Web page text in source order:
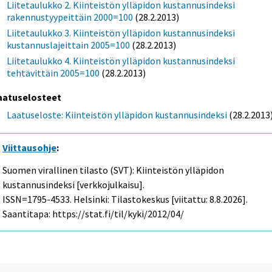
Liitetaulukko 2. Kiinteistön ylläpidon kustannusindeksi
rakennustyypeittäin 2000=100 (28.2.2013)
Liitetaulukko 3. Kiinteistön ylläpidon kustannusindeksi
kustannuslajeittain 2005=100 (28.2.2013)
Liitetaulukko 4. Kiinteistön ylläpidon kustannusindeksi
tehtävittäin 2005=100 (28.2.2013)
Laatuseloste: Kiinteistön ylläpidon kustannusindeksi
Viittausohje:
Suomen virallinen tilasto (SVT): Kiinteistön ylläpidon
kustannusindeksi [verkkojulkaisu].
ISSN=1795-4533. Helsinki: Tilastokeskus [viitattu: 8.8.2026].
Saantitapa: https://stat.fi/til/kyki/2012/04/